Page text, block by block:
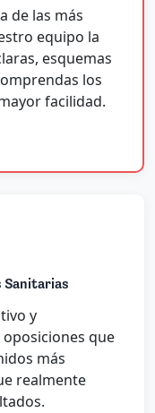
de las más
equipo la
esquemas
los
facilidad.
Sanitarias
y
que
más
realmente